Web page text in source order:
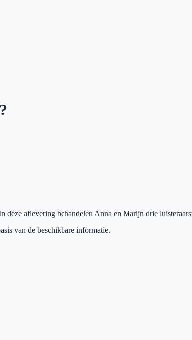
aflevering behandelen Anna en Marijn drie
van de beschikbare informatie.